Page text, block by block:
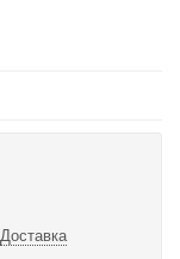
Доставка